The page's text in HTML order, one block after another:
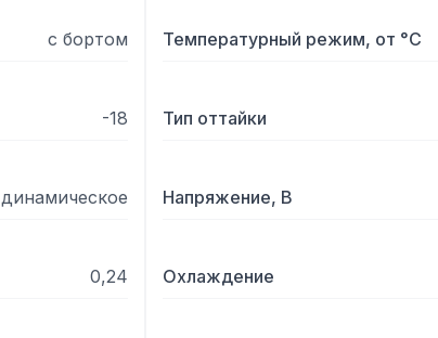
- Размер полки: 430x325 мм.
с бортом Температурный режим, от °С
-18 Тип оттайки
динамическое Напряжение, В
0,24 Охлаждение